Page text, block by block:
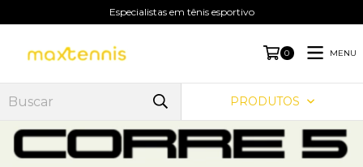
Especialistas em tênis esportivo
0 MENU
PRODUTOS